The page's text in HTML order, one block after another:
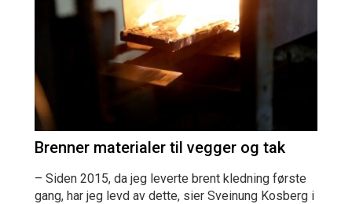
Brenner materialer til vegger og tak
– Siden 2015, da jeg leverte brent kledning første
gang, har jeg levd av dette, sier Sveinung Kosberg i